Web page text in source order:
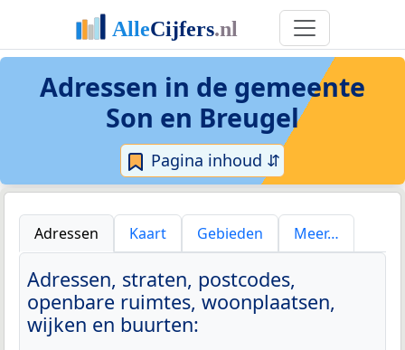
Adressen in de gemeente
Son en Breugel
Pagina inhoud ⇵
Adressen Kaart Gebieden Meer…
Adressen, straten, postcodes,
openbare ruimtes, woonplaatsen,
wijken en buurten: